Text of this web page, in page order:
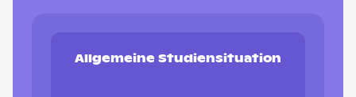
Allgemeine Studiensituation